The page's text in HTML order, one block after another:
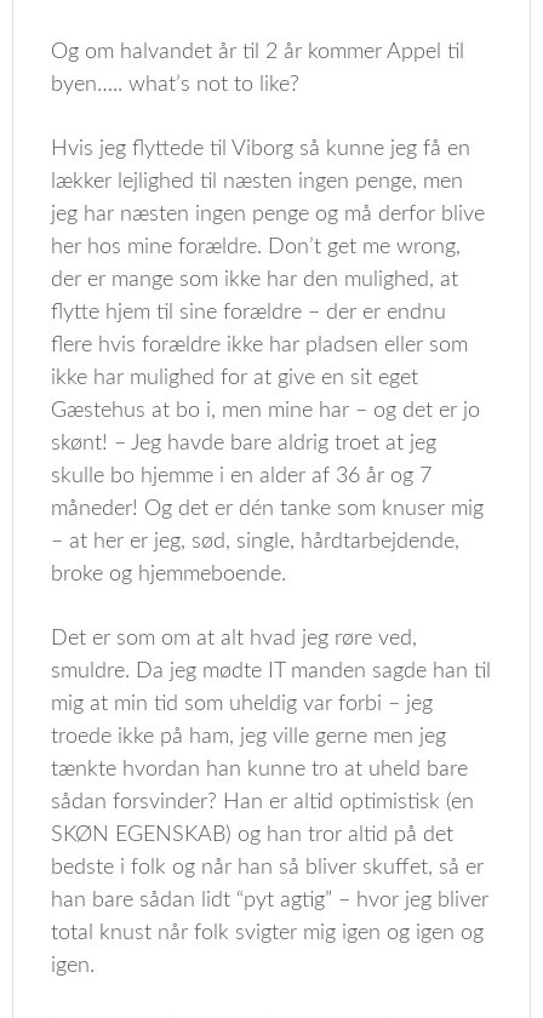
Og om halvandet år til 2 år kommer Appel til
byen….. what’s not to like?
Hvis jeg flyttede til Viborg så kunne jeg få en
lækker lejlighed til næsten ingen penge, men
jeg har næsten ingen penge og må derfor blive
her hos mine forældre. Don’t get me wrong,
der er mange som ikke har den mulighed, at
flytte hjem til sine forældre – der er endnu
flere hvis forældre ikke har pladsen eller som
ikke har mulighed for at give en sit eget
Gæstehus at bo i, men mine har – og det er jo
skønt! – Jeg havde bare aldrig troet at jeg
skulle bo hjemme i en alder af 36 år og 7
måneder! Og det er dén tanke som knuser mig
– at her er jeg, sød, single, hårdtarbejdende,
broke og hjemmeboende.
Det er som om at alt hvad jeg røre ved,
smuldre. Da jeg mødte IT manden sagde han til
mig at min tid som uheldig var forbi – jeg
troede ikke på ham, jeg ville gerne men jeg
tænkte hvordan han kunne tro at uheld bare
sådan forsvinder? Han er altid optimistisk (en
SKØN EGENSKAB) og han tror altid på det
bedste i folk og når han så bliver skuffet, så er
han bare sådan lidt “pyt agtig” – hvor jeg bliver
total knust når folk svigter mig igen og igen og
igen.